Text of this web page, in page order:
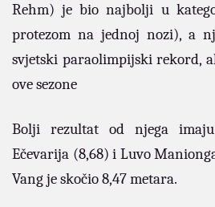
Rehm) je bio najbolji u
protezom na jednoj nozi), a
svjetski paraolimpijski rekord,
ove sezone
Bolji rezultat od njega
Ečevarija (8,68) i Luvo
Vang je skočio 8,47 metara.